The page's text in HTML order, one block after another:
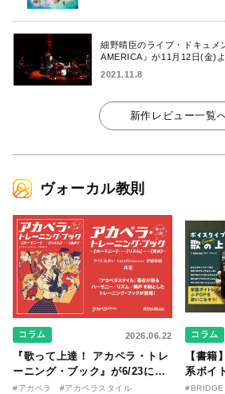
細野晴臣のライブ・ドキュメ
AMERICA』が11月12日(金)
2021.11.8
新作レビュー一覧
ヴォーカル教則
コラム 2026.06.22
『歌って上達！ アカペラ・トレ
ーニング・ブック』が6/23に発
売！ 課題曲音源・音取り用アプ
#アカペラ
#アカペラスタイル
コラム
【書籍
系ボイ
が届け
#BRIDGE